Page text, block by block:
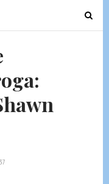
T
o